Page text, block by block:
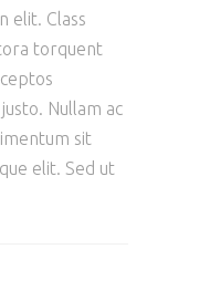
elit. Class
torquent
Nullam ac
sit
elit. Sed ut